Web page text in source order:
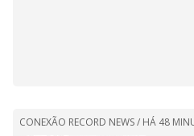
CONEXÃO RECORD NEWS / HÁ 48